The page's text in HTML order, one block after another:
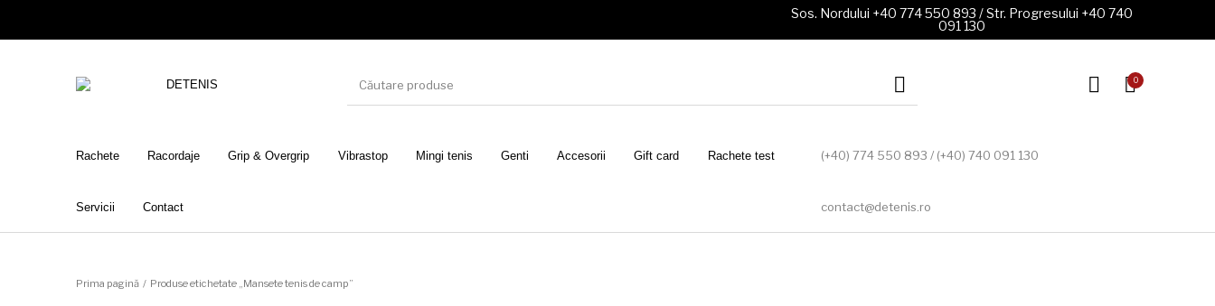
Sos. Nordului +40 774 550 893 / Str. Progresului +40 740
091 130
0
Rachete Racordaje Grip & Overgrip Vibrastop Mingi tenis Genti Accesorii Gift card Rachete test
Servicii Contact
(+40) 774 550 893 / (+40) 740 091 130
contact@detenis.ro
Prima pagină / Produse etichetate „Mansete tenis de camp”